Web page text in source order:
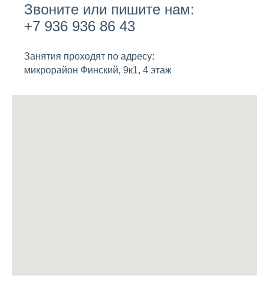
Звоните или пишите нам:
+7 936 936 86 43
Занятия проходят по адресу:
микрорайон Финский, 9к1, 4 этаж